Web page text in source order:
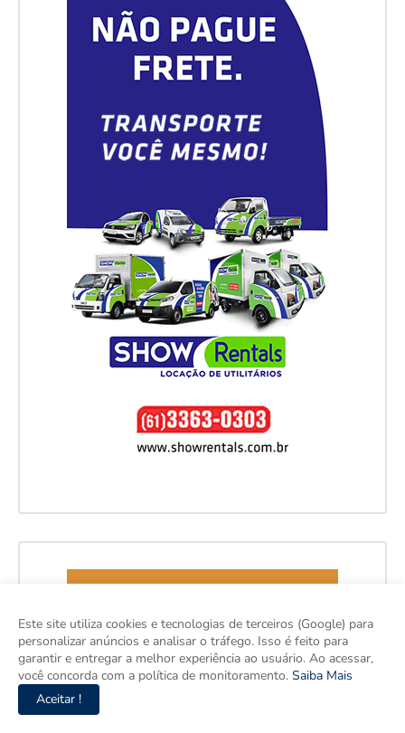
Este site utiliza cookies e tecnologias de terceiros (Google) para
personalizar anúncios e analisar o tráfego. Isso é feito para
garantir e entregar a melhor experiência ao usuário. Ao acessar,
você concorda com a política de monitoramento. Saiba Mais
Aceitar !